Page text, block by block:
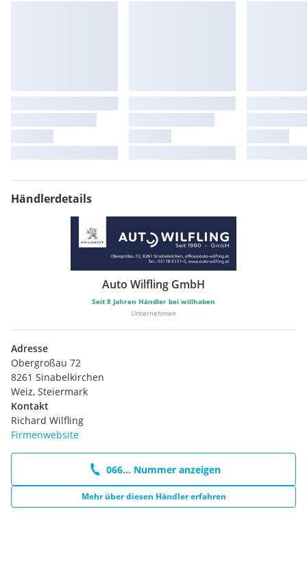
Händlerdetails
Auto Wilfling GmbH
Seit 8 Jahren Händler bei willhaben
Unternehmen
Adresse
Obergroßau 72
8261 Sinabelkirchen
Weiz, Steiermark
Kontakt
Richard Wilfling
Firmenwebsite
066... Nummer anzeigen
Mehr über diesen Händler erfahren